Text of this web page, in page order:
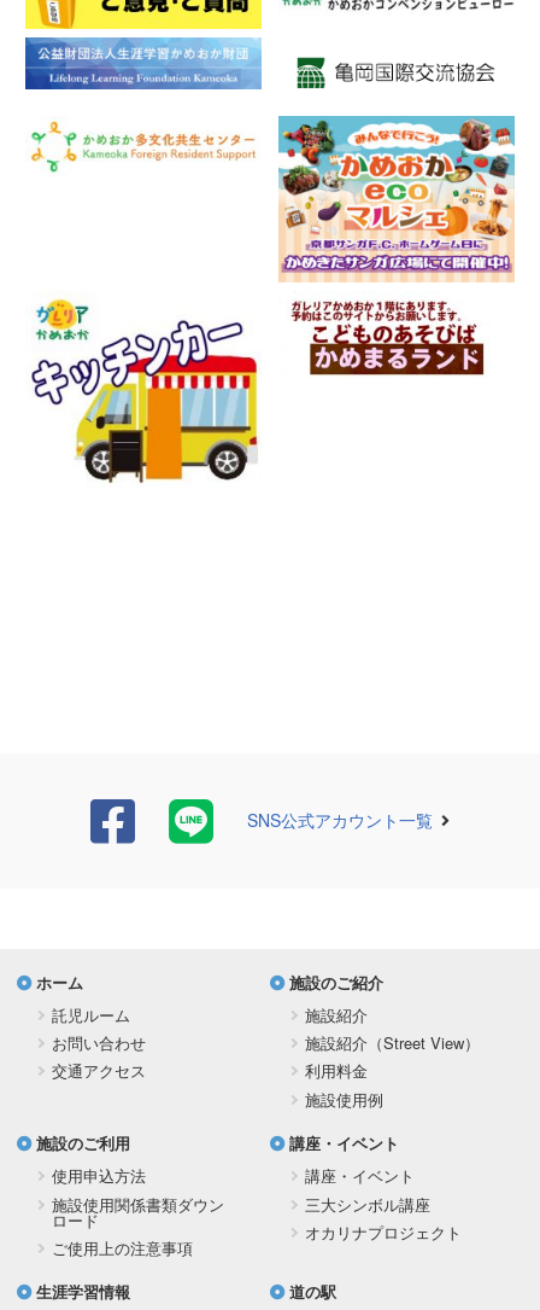
SNS公式アカウント一覧
ホーム
託児ルーム
お問い合わせ
交通アクセス
施設のご紹介
施設紹介
施設紹介（Street View）
利用料金
施設使用例
施設のご利用
使用申込方法
施設使用関係書類ダウン
ロード
ご使用上の注意事項
講座・イベント
講座・イベント
三大シンボル講座
オカリナプロジェクト
生涯学習情報 道の駅